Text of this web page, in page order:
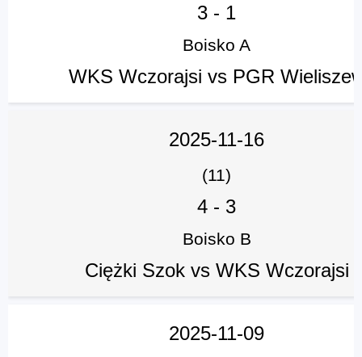
3 - 1
Boisko A
WKS Wczorajsi vs PGR
2025-11-16
(11)
4 - 3
Boisko B
Ciężki Szok vs WKS Wczorajsi
2025-11-09